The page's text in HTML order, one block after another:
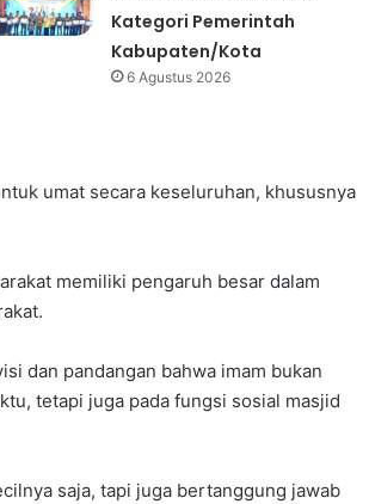
Kategori Pemerintah
Kabupaten/Kota
6 Agustus 2026
umat secara keseluruhan, khususnya
memiliki pengaruh besar dalam
dan pandangan bahwa imam bukan
tetapi juga pada fungsi sosial masjid
saja, tapi juga bertanggung jawab